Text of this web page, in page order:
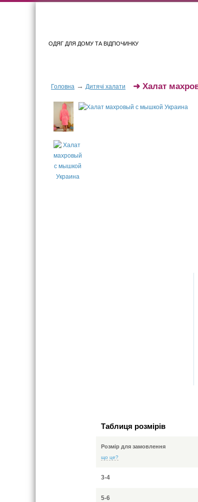
ОДЯГ ДЛЯ ДОМУ ТА ВІДПОЧИНКУ
Головна → Дитячі халати ➜ Халат
Таблиця розмірів
Розмір для замовлення
що це?
3-4
5-6